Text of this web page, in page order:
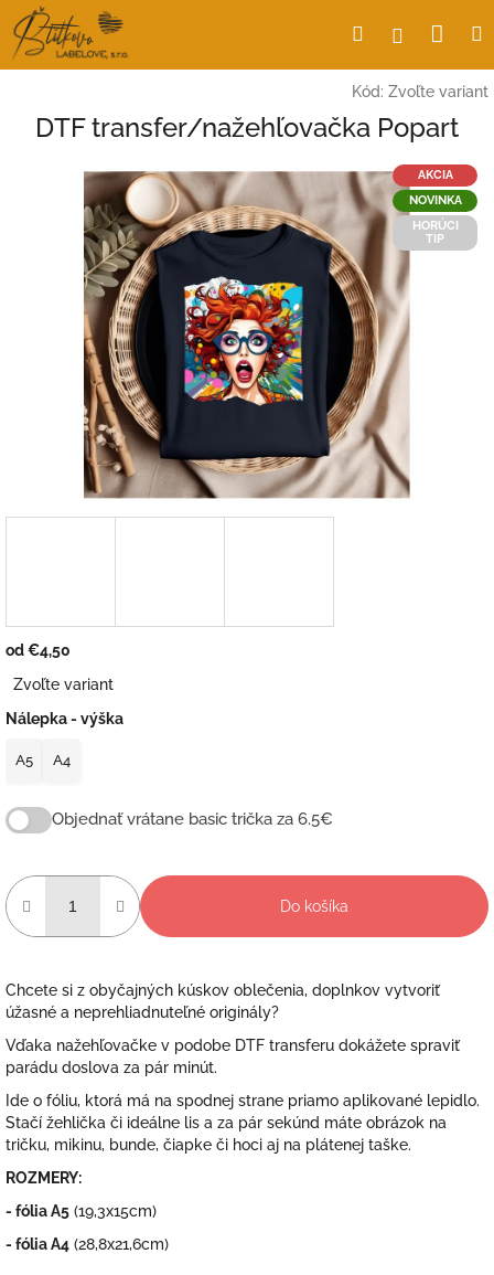
Prejsť
na
obsah
Hľadať
Kód: Zvoľte variant
DTF transfer/nažehľovačka Popart
AKCIA
NOVINKA
HORÚCI
TIP
od€4,50
cena:
Zvoľte variant
Nálepka - výška
A5 A4
Objednať vrátane basic trička za 6.5€
Do košíka
Chcete si z obyčajných kúskov oblečenia, doplnkov vytvoriť
úžasné a neprehliadnuteľné originály?
Vďaka nažehľovačke v podobe DTF transferu dokážete spraviť
parádu doslova za pár minút.
Ide o fóliu, ktorá má na spodnej strane priamo aplikované lepidlo.
Stačí žehlička či ideálne lis a za pár sekúnd máte obrázok na
tričku, mikinu, bunde, čiapke či hoci aj na plátenej taške.
ROZMERY:
- fólia A5 (19,3x15cm)
- fólia A4 (28,8x21,6cm)